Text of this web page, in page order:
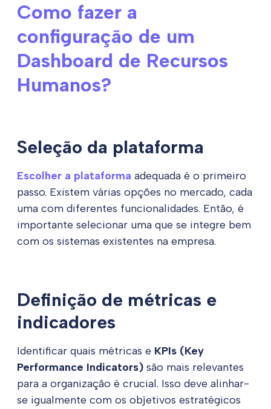
Como fazer a
configuração de um
Dashboard de Recursos
Humanos?
Seleção da plataforma
Escolher a plataforma adequada é o primeiro
passo. Existem várias opções no mercado, cada
uma com diferentes funcionalidades. Então, é
importante selecionar uma que se integre bem
com os sistemas existentes na empresa.
Definição de métricas e
indicadores
Identificar quais métricas e KPIs (Key
Performance Indicators) são mais relevantes
para a organização é crucial. Isso deve alinhar-
se igualmente com os objetivos estratégicos